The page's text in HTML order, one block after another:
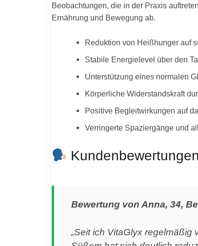
Beobachtungen, die in der Praxis
Ernährung und Bewegung ab.
Reduktion von Heißhunger auf
Stabile Energielevel über den
Unterstützung eines normalen
Körperliche Widerstandskraft
Positive Begleitwirkungen auf
Verringerte Spaziergänge und
Bewertung von Anna, 34,
„Seit ich VitaGlyx